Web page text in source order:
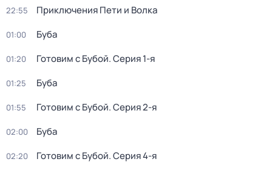
22:55 Приключения Пети и Волка
01:00 Буба
01:20 Готовим с Бубой. Серия 1-я
01:25 Буба
01:55 Готовим с Бубой. Серия 2-я
02:00 Буба
02:20 Готовим с Бубой. Серия 4-я